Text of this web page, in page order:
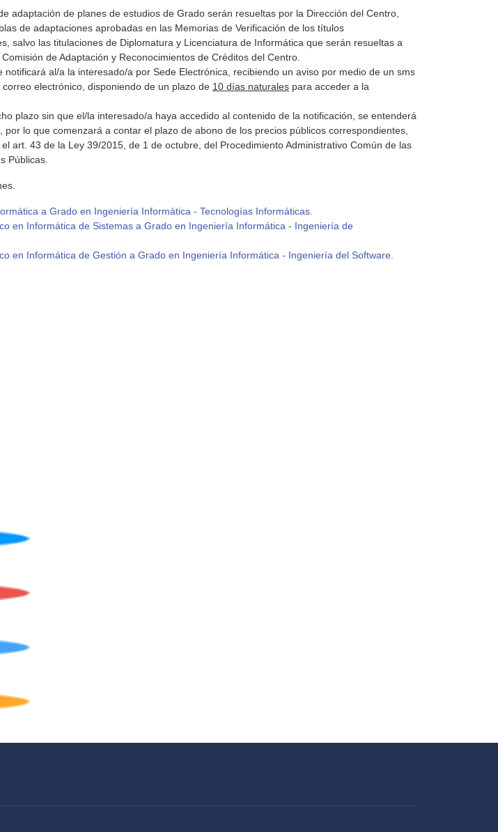
adaptación de planes de estudios de Grado serán resueltas por la Dirección del Centro,
de adaptaciones aprobadas en las Memorias de Verificación de los títulos
salvo las titulaciones de Diplomatura y Licenciatura de Informática que serán resueltas a
de Adaptación y Reconocimientos de Créditos del Centro.
notificará al/a la interesado/a por Sede Electrónica, recibiendo un aviso por medio de un sms
electrónico, disponiendo de un plazo de 10 días naturales para acceder a la
plazo sin que el/la interesado/a haya accedido al contenido de la notificación, se entenderá
por lo que comenzará a contar el plazo de abono de los precios públicos correspondientes,
art. 43 de la Ley 39/2015, de 1 de octubre, del Procedimiento Administrativo Común de las
Públicas.
a Grado en Ingeniería Informática - Tecnologías Informáticas.
en Informática de Sistemas a Grado en Ingeniería Informática - Ingeniería de
en Informática de Gestión a Grado en Ingeniería Informática - Ingeniería del Software.